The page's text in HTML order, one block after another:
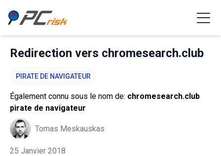
Redirection vers chromesearch.club
PIRATE DE NAVIGATEUR
Également connu sous le nom de: chromesearch.club
pirate de navigateur
Tomas Meskauskas
25 Janvier 2018